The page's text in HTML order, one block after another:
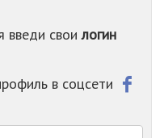
-
-
введи своилогин
в соцсети